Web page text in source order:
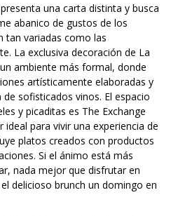
una carta distinta y busca
abanico de gustos de los
tan variadas como las
La exclusiva decoración de La
ambiente más formal, donde
artísticamente elaboradas y
sofisticados vinos. El espacio
y picaditas es The Exchange
ideal para vivir una experiencia de
platos creados con productos
Si el ánimo está más
nada mejor que disfrutar en
delicioso brunch un domingo en